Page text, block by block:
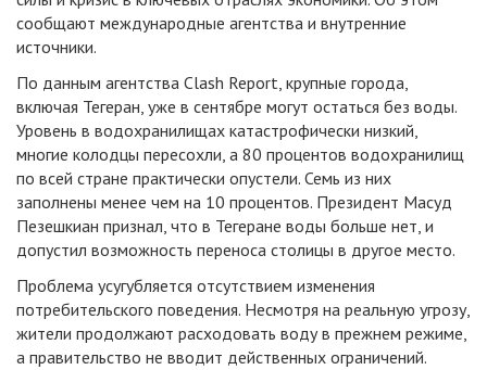
сообщают международные агентства и внутренние
источники.
По данным агентства Clash Report, крупные города,
включая Тегеран, уже в сентябре могут остаться без воды.
Уровень в водохранилищах катастрофически низкий,
многие колодцы пересохли, а 80 процентов водохранилищ
по всей стране практически опустели. Семь из них
заполнены менее чем на 10 процентов. Президент Масуд
Пезешкиан признал, что в Тегеране воды больше нет, и
допустил возможность переноса столицы в другое место.
Проблема усугубляется отсутствием изменения
потребительского поведения. Несмотря на реальную угрозу,
жители продолжают расходовать воду в прежнем режиме,
а правительство не вводит действенных ограничений.